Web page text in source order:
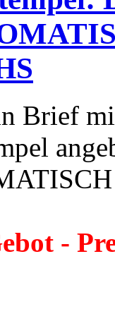
Brief
-